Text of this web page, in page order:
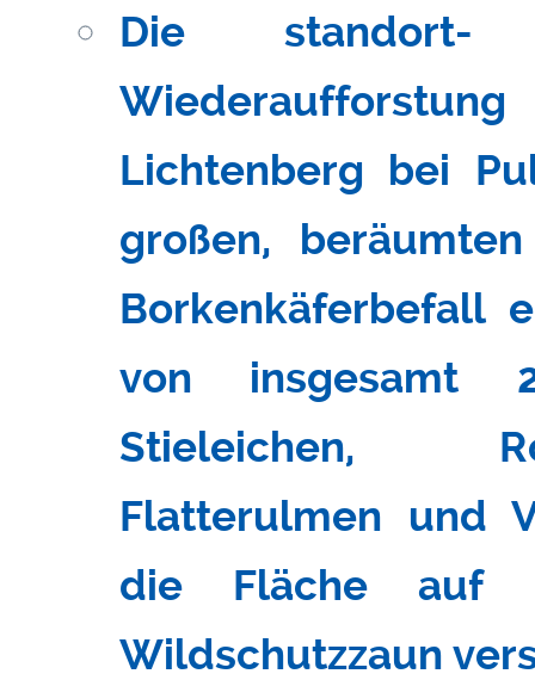
Die standort-
Lichtenberg bei
großen,
Borkenkäferbefall
von insgesamt
Stieleichen,
Flatterulmen und
die Fläche auf
Wildschutzzaun